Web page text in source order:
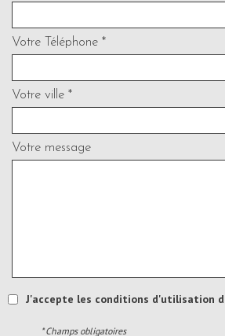
Votre Téléphone *
Votre ville *
Votre message
J'accepte les conditions d'utilisation
* Champs obligatoires